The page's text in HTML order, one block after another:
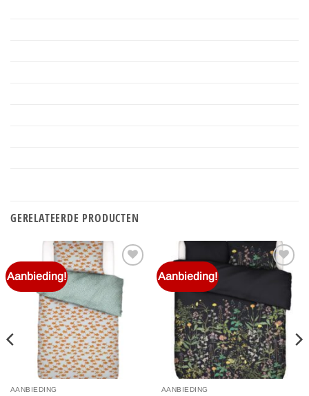
GERELATEERDE PRODUCTEN
Aanbieding!
Toevoegen
aan
verlanglijst
AANBIEDING
Aanbieding!
Toevoegen
verlanglijst
AANBIEDING